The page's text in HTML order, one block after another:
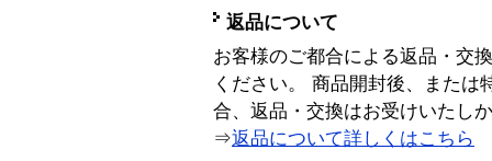
返品について
お客様のご都合による返品・交
ください。 商品開封後、または
合、返品・交換はお受けいたし
⇒返品について詳しくはこちら